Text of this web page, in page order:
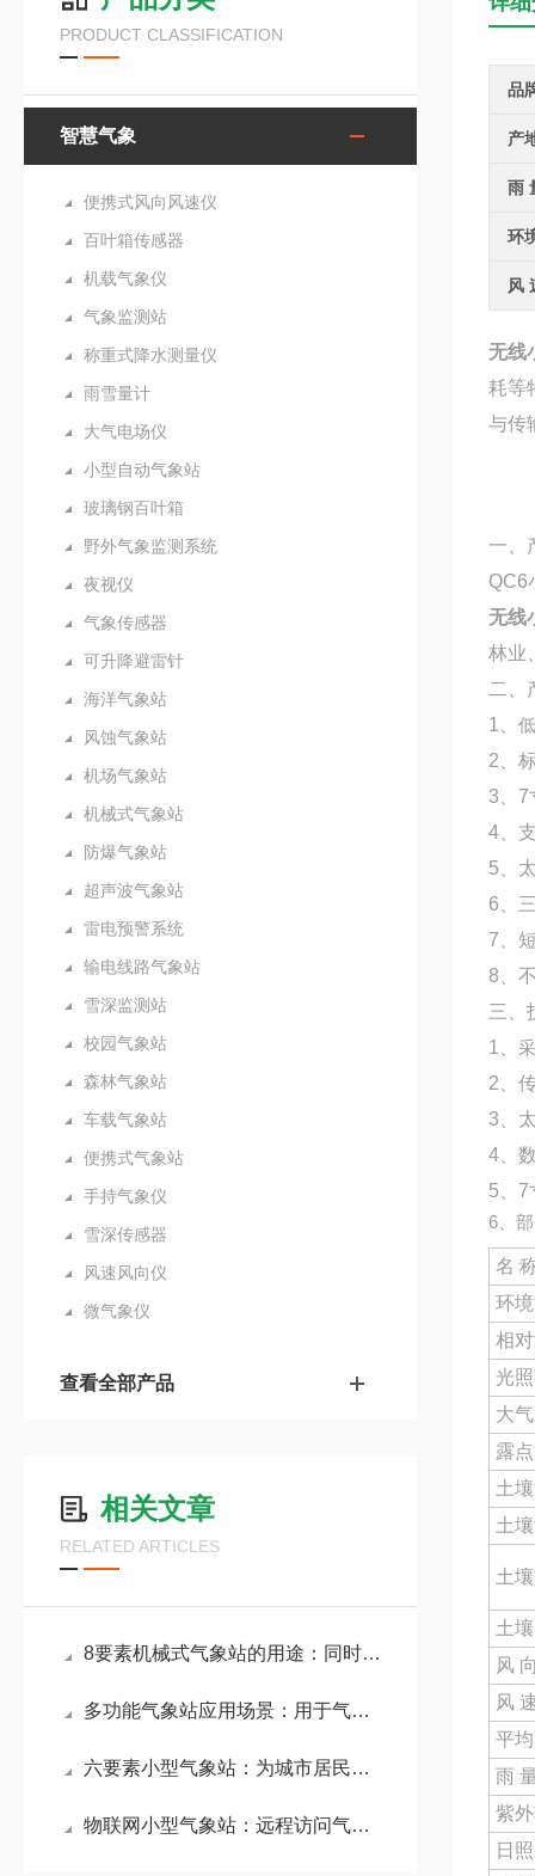
PRODUCT CLASSIFICATION
智慧气象
便携式风向风速仪
百叶箱传感器
机载气象仪
气象监测站
称重式降水测量仪
雨雪量计
大气电场仪
小型自动气象站
玻璃钢百叶箱
野外气象监测系统
夜视仪
气象传感器
可升降避雷针
海洋气象站
风蚀气象站
机场气象站
机械式气象站
防爆气象站
超声波气象站
雷电预警系统
输电线路气象站
雪深监测站
校园气象站
森林气象站
车载气象站
便携式气象站
手持气象仪
雪深传感器
风速风向仪
微气象仪
查看全部产品
相关文章
RELATED ARTICLES
8要素机械式气象站的用途：同时监测区域小气候和PM2.5、噪声等环境质量
多功能气象站应用场景：用于气象监测、农业种植、交通管理、环境研究等领域
六要素小型气象站：为城市居民提供实时的气象信息，及时发布预警信息
物联网小型气象站：远程访问气象站的数据，实时了解气象状况
品
产
雨
环
风
无线
耗等
与传
一、
QC6
无线
林业
二、
1、
2、
3、7
4、
5、
6、
7、
8、
三、
1、
2、
3、
4、
5、7
6、
名
环
相
光
大
露
土
土
土
土
风
风
平
雨
紫
日